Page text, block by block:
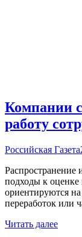
Компании
работу
Российская Газета
Распространение
подходы к оценке
ориентируются
переработок или
Читать далее